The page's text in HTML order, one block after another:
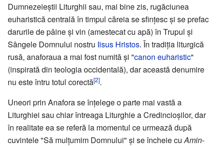
Dumnezeieştii Liturghii sau, mai bine zis, rugăciunea
euharistică centrală în timpul căreia se sfinţesc şi se prefac
darurile de pâine şi vin (amestecat cu apă) în Trupul şi
Sângele Domnului nostru Iisus Hristos. În tradiţia liturgică
rusă, anaforaua a mai fost numită şi "canon euharistic"
(inspirată din teologia occidentală), dar această denumire
nu este întru totul corectă[2].
Uneori prin Anafora se înţelege o parte mai vastă a
Liturghiei sau chiar întreaga Liturghie a Credincioşilor, dar
în realitate ea se referă la momentul ce urmează după
cuvintele "Să mulţumim Domnului" şi se încheie cu Amin-